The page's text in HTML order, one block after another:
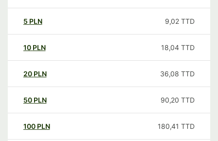
5 PLN 9,02 TTD
10 PLN 18,04 TTD
20 PLN 36,08 TTD
50 PLN 90,20 TTD
100 PLN 180,41 TTD